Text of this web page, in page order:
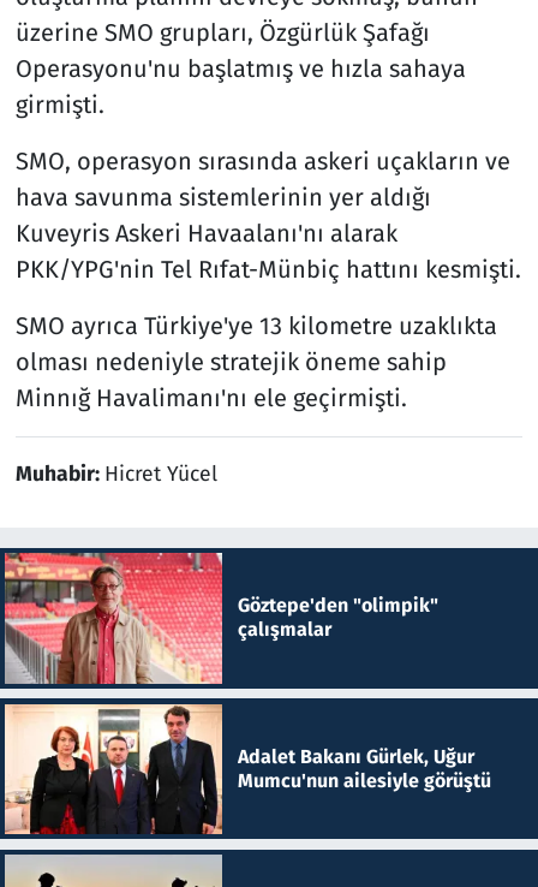
üzerine SMO grupları, Özgürlük Şafağı
Operasyonu'nu başlatmış ve hızla sahaya
girmişti.
SMO, operasyon sırasında askeri uçakların ve
hava savunma sistemlerinin yer aldığı
Kuveyris Askeri Havaalanı'nı alarak
PKK/YPG'nin Tel Rıfat-Münbiç hattını kesmişti.
SMO ayrıca Türkiye'ye 13 kilometre uzaklıkta
olması nedeniyle stratejik öneme sahip
Minnığ Havalimanı'nı ele geçirmişti.
Muhabir: Hicret Yücel
Göztepe'den "olimpik"
çalışmalar
Adalet Bakanı Gürlek, Uğur
Mumcu'nun ailesiyle görüştü